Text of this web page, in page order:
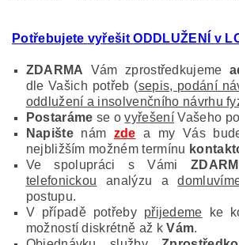
Potřebujete vyřešit ODDLUŽENÍ v
ZDARMA Vám zprostředkujeme
dle Vašich potřeb (sepis, podání
oddlužení a insolvenčního návrhu
Postaráme se ovyřešeníVašeho
Napištenám zde a my Vás
nejbližším možném termínu
Ve spolupráci s Vámi
telefonickou analýzu a
postupu.
V případě potřeby přijedeme ke
možností diskrétně až kVám.